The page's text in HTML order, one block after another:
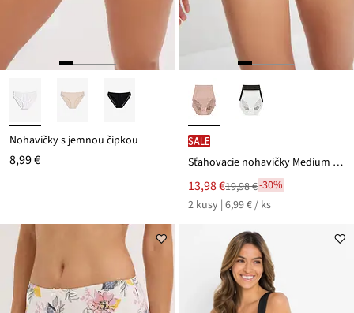
Nohavičky s jemnou čipkou
8,99 €
SALE
Sťahovacie nohavičky Medium (2 ks), Lasercut
Nová
cena
je
13,98 €
Zľava
z
19,98 €-30%
2 kusy | 6,99 € / ks